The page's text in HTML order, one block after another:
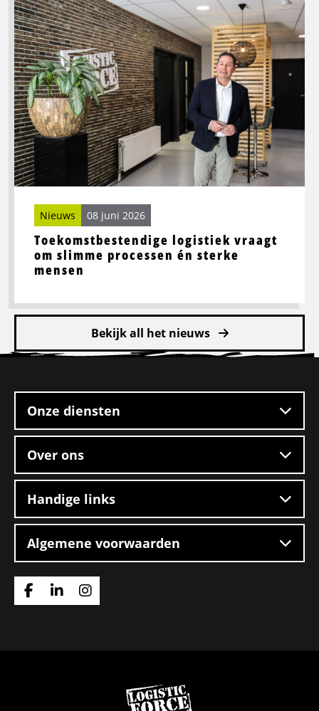
Toekomstbestendige logistiek vraagt
om slimme processen én sterke
mensen
Nieuws 08 juni 2026
meer
over
Toekomstbestendige
logistiek
vraagt
om
slimme
processen
én
sterke
mensen
Bekijk all het nieuws
footer
Onze diensten
Over ons
Handige links
Algemene voorwaarden
Ga
Ga
Ga
Ga